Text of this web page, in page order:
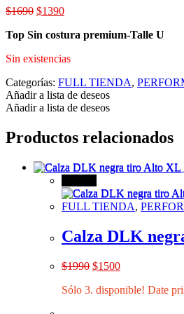
$1690 El
original
$1690.
$1390El
actual
$1390.
Top Sin costura premium-Talle U
Sin existencias
Categorías: FULL TIENDA,
Añadir a lista de deseos
Añadir a lista de deseos
Productos relacionados
FULL TIENDA,
Calza DLK
$1990 El
original
$1500El
actual
Sólo 3. disponible! Date